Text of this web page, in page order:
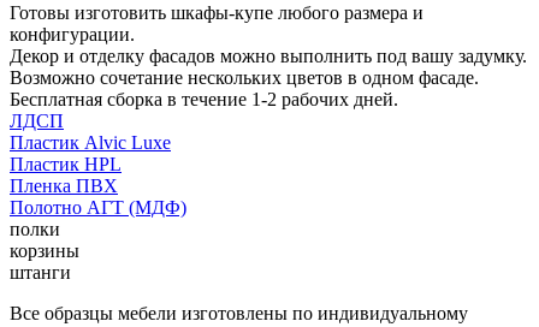
Готовы изготовить шкафы-купе любого размера и
конфигурации.
Декор и отделку фасадов можно выполнить под вашу задумку.
Возможно сочетание нескольких цветов в одном фасаде.
Бесплатная сборка в течение 1-2 рабочих дней.
ЛДСП
Пластик Alvic Luxe
Пластик HPL
Пленка ПВХ
Полотно АГТ (МДФ)
полки
корзины
штанги
Все образцы мебели изготовлены по индивидуальному